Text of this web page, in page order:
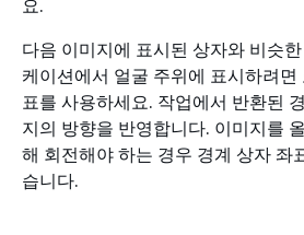
요.
다음 이미지에 표시된 상자와 비슷
케이션에서 얼굴 주위에 표시하려
표를 사용하세요. 작업에서 반환된
지의 방향을 반영합니다. 이미지를
해 회전해야 하는 경우 경계 상자 좌
습니다.